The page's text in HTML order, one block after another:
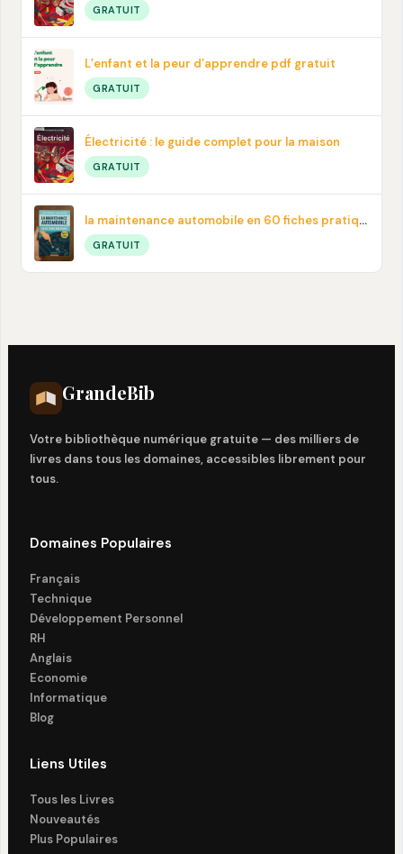
GRATUIT
L’enfant et la peur d’apprendre pdf gratuit
GRATUIT
Électricité : le guide complet pour la maison
GRATUIT
la maintenance automobile en 60 fiches pratiques en PDF
GRATUIT
GrandeBib
Votre bibliothèque numérique gratuite — des milliers de
livres dans tous les domaines, accessibles librement pour
tous.
Domaines Populaires
Français
Technique
Développement Personnel
RH
Anglais
Economie
Informatique
Blog
Liens Utiles
Tous les Livres
Nouveautés
Plus Populaires